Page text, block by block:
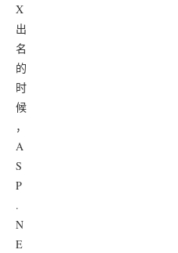
X
出
名
的
时
候
，
A
S
P
.
N
E